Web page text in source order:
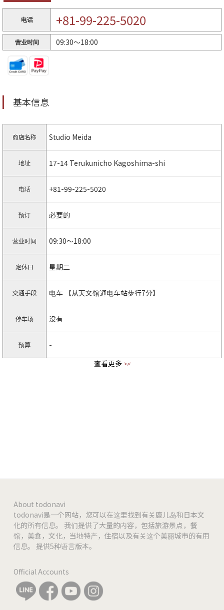
电话 +81-99-225-5020
营业时间 09:30〜18:00
基本信息
商店名称 Studio Meida
地址 17-14 Terukunicho Kagoshima-shi
电话 +81-99-225-5020
预订 必要的
营业时间 09:30〜18:00
定休日 星期二
交通手段 电车 【从天文馆通电车站步行7分】
停车场 没有
预算 -
查看更多《
About todonavi
todonavi是一个网站，您可以在这里找到有关鹿儿岛和日本文
化的所有信息。 我们提供了大量的内容，包括旅游景点，餐
馆，美食，文化，当地特产，住宿以及有关这个美丽城市的有用
信息。 提供5种语言版本。
Official Accounts